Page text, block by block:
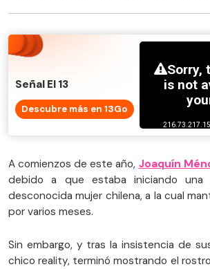
Señal El 13
Descubre más en 13Go
A comienzos de este año, Joaquín
debido a que estaba iniciando una
desconocida mujer chilena, a la cual
por varios meses.
Sin embargo, y tras la insistencia de
chico reality, terminó mostrando el